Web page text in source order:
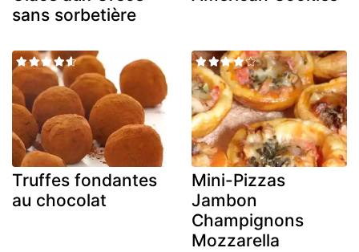
sans sorbetière
Truffes fondantes
au chocolat
Mini-Pizzas
Jambon
Champignons
Mozzarella